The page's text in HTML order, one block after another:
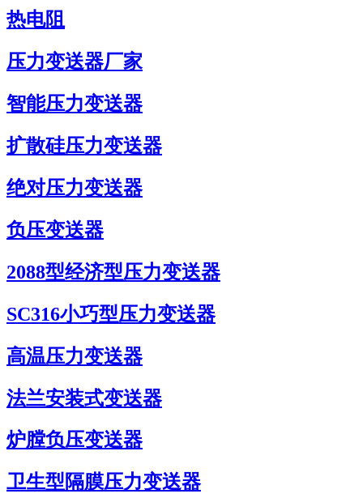
热电阻
压力变送器厂家
智能压力变送器
扩散硅压力变送器
绝对压力变送器
负压变送器
2088型经济型压力变送器
SC316小巧型压力变送器
高温压力变送器
法兰安装式变送器
炉膛负压变送器
卫生型隔膜压力变送器